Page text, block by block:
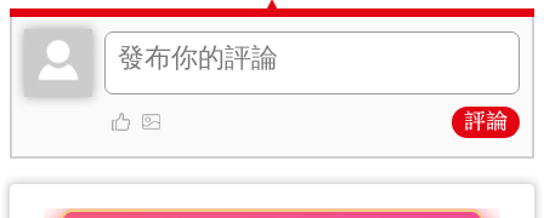
評論